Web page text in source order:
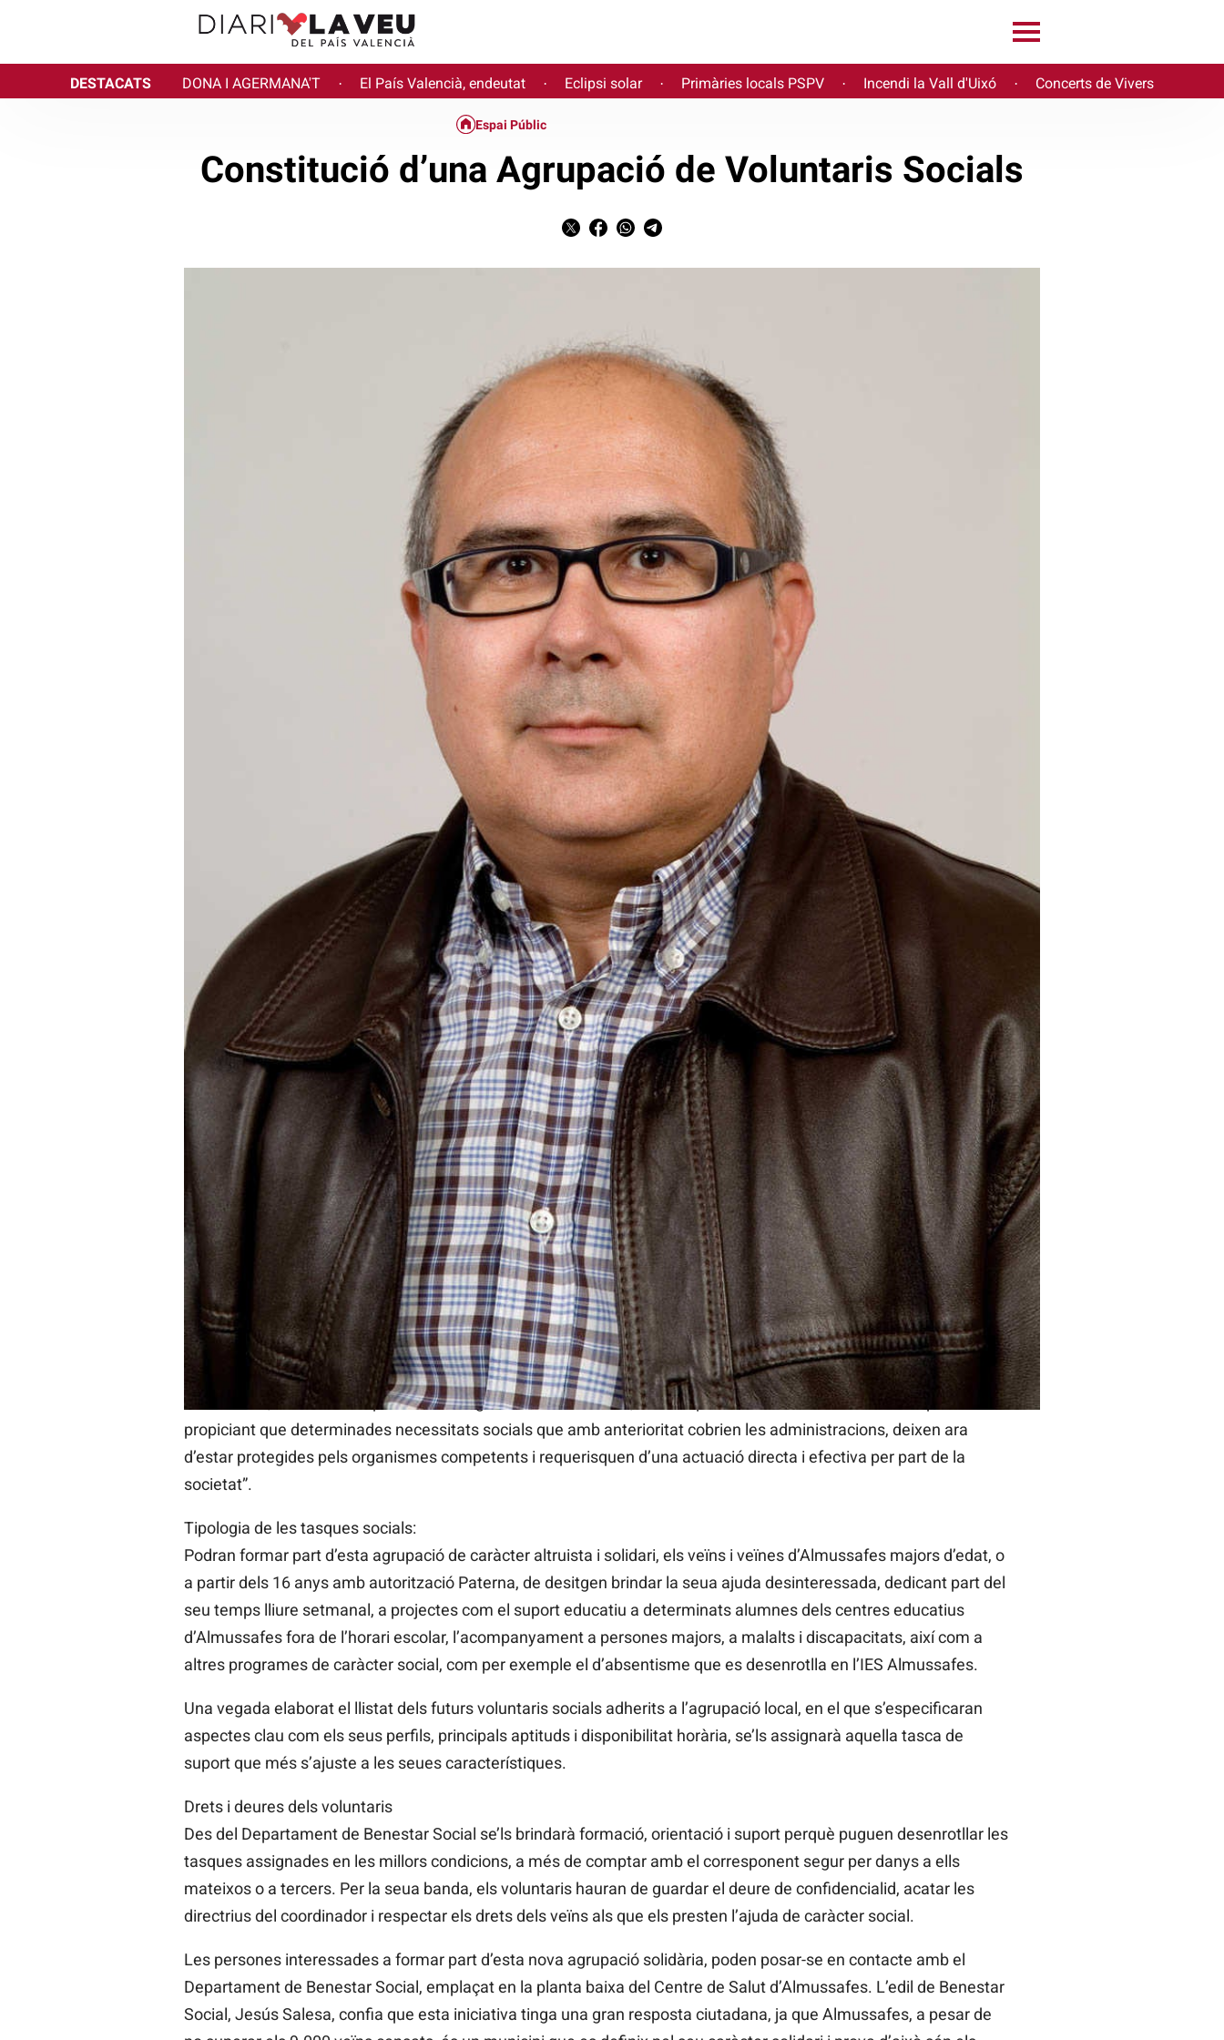
DESTACATS DONA I AGERMANA'T · El País Valencià, endeutat · Eclipsi solar · Primàries locals PSPV · Incendi la Vall d'Uixó · Concerts de Vivers
Espai Públic
Constitució d’una Agrupació de Voluntaris Socials
Diari LaVeu
27/09/2013 16:00
Una vegada més, l’Ajuntament d’Almussafes abandera una iniciativa pionera en la comarca. A les agrupacions de
voluntaris de protecció civil, voluntaris mediambientals i voluntaris de majors, se suma ara l’impuls a la creació
d’una nova entitat local de caràcter altruista i solidari. De fet, el consistori municipal acaba d’iniciar els tràmits per a
la constitució d’una agrupació de voluntaris socials l’objecte primordial de la qual se centra a millorar la qualitat de
vida d’aquells veïns i veïnes de la població amb necessitats especials. La passada setmana, el director del
Departament de Benestar Social va celebrar una reunió informativa en el Centre Cultural, que va servir com una
primera presa de contacte per a aquelles persones interessades a integrar esta nova entitat local de caràcter
social.
Sense un altre precedent en la comarca de la Ribera i tampoc en municipis espanyols amb una població que no
supera els 10.000 habitants, la localitat d’Almussafes engrandix de nou la solidaritat entre els seus veïns iniciant
els tràmits per a la posada en funcionament d’una nova agrupació de voluntaris que brindaran la seua ajuda
desinteressada a determinats col·lectius de la població afectats per necessitats especials que minven la seua
qualitat de vida.
Segons Salvador Quijal, cap del Departament de Benestar Social de l’Ajuntament d’Almussafes i futur coordinador
de l’agrupació, “el voluntariat és cada vegada més necessari, ja que estem assistint a un deteriorament dels vincles
emocionals, com a conseqüència de l’auge de l’individualisme, i també patim una recessió econòmica que està
propiciant que determinades necessitats socials que amb anterioritat cobrien les administracions, deixen ara
d’estar protegides pels organismes competents i requerisquen d’una actuació directa i efectiva per part de la
societat”.
Tipologia de les tasques socials:
Podran formar part d’esta agrupació de caràcter altruista i solidari, els veïns i veïnes d’Almussafes majors d’edat, o
a partir dels 16 anys amb autorització Paterna, de desitgen brindar la seua ajuda desinteressada, dedicant part del
seu temps lliure setmanal, a projectes com el suport educatiu a determinats alumnes dels centres educatius
d’Almussafes fora de l’horari escolar, l’acompanyament a persones majors, a malalts i discapacitats, així com a
altres programes de caràcter social, com per exemple el d’absentisme que es desenrotlla en l’IES Almussafes.
Una vegada elaborat el llistat dels futurs voluntaris socials adherits a l’agrupació local, en el que s’especificaran
aspectes clau com els seus perfils, principals aptituds i disponibilitat horària, se’ls assignarà aquella tasca de
suport que més s’ajuste a les seues característiques.
Drets i deures dels voluntaris
Des del Departament de Benestar Social se’ls brindarà formació, orientació i suport perquè puguen desenrotllar les
tasques assignades en les millors condicions, a més de comptar amb el corresponent segur per danys a ells
mateixos o a tercers. Per la seua banda, els voluntaris hauran de guardar el deure de confidencialid, acatar les
directrius del coordinador i respectar els drets dels veïns als que els presten l’ajuda de caràcter social.
Les persones interessades a formar part d’esta nova agrupació solidària, poden posar-se en contacte amb el
Departament de Benestar Social, emplaçat en la planta baixa del Centre de Salut d’Almussafes. L’edil de Benestar
Social, Jesús Salesa, confia que esta iniciativa tinga una gran resposta ciutadana, ja que Almussafes, a pesar de